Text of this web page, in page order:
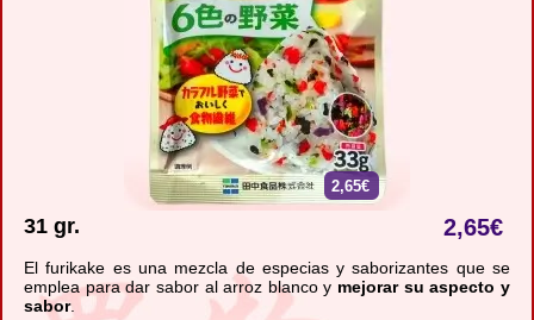
2,65€
31 gr. 2,65€
El furikake es una mezcla de especias y saborizantes que se
emplea para dar sabor al arroz blanco y mejorar su aspecto y
sabor.